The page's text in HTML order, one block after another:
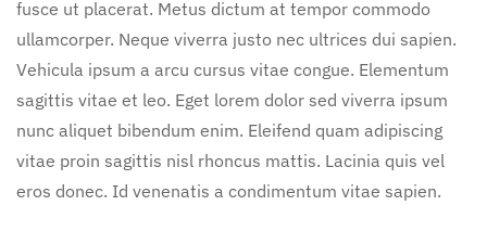
fusce ut placerat. Metus dictum at tempor commodo
ullamcorper. Neque viverra justo nec ultrices dui sapien.
Vehicula ipsum a arcu cursus vitae congue. Elementum
sagittis vitae et leo. Eget lorem dolor sed viverra ipsum
nunc aliquet bibendum enim. Eleifend quam adipiscing
vitae proin sagittis nisl rhoncus mattis. Lacinia quis vel
eros donec. Id venenatis a condimentum vitae sapien.